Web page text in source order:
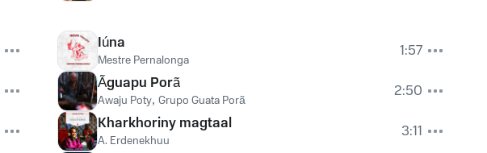
Iúna
Mestre Pernalonga
1:57
Ãguapu Porã
Awaju Poty, Grupo Guata Porã
2:50
Kharkhoriny magtaal
A. Erdenekhuu
3:11